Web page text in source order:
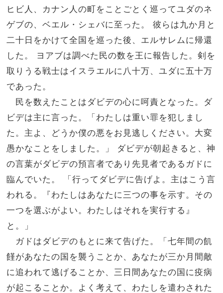
ヒビ人、カナン人の町をことごとく巡ってユダのネ
ゲブの、ベエル・シェバに至った。 彼らは九か月と
二十日をかけて全国を巡った後、エルサレムに帰還
した。 ヨアブは調べた民の数を王に報告した。剣を
取りうる戦士はイスラエルに八十万、ユダに五十万
であった。
民を数えたことはダビデの心に呵責となった。ダ
ビデは主に言った。「わたしは重い罪を犯しまし
た。主よ、どうか僕の悪をお見逃しください。大変
愚かなことをしました。」 ダビデが朝起きると、神
の言葉がダビデの預言者であり先見者であるガドに
臨んでいた。 「行ってダビデに告げよ。主はこう言
われる。『わたしはあなたに三つの事を示す。その
一つを選ぶがよい。わたしはそれを実行する』
と。」
ガドはダビデのもとに来て告げた。「七年間の飢
饉があなたの国を襲うことか、あなたが三か月間敵
に追われて逃げることか、三日間あなたの国に疫病
が起こることか。よく考えて、わたしを遣わされた